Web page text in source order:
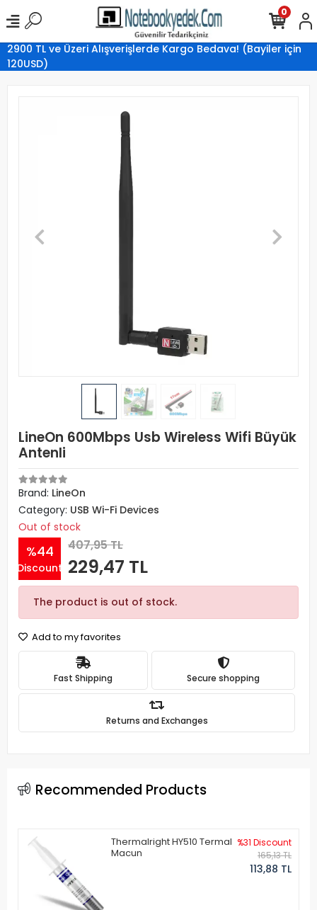
2900 TL ve Üzeri Alışverişlerde Kargo Bedava! (Bayiler için
120USD)
0
LineOn 600Mbps Usb Wireless Wifi Büyük
Antenli
Brand: LineOn
Category: USB Wi-Fi Devices
Out of stock
%44
Discount
407,95 TL
229,47 TL
The product is out of stock.
Add to my favorites
Fast Shipping Secure shopping
Returns and Exchanges
Recommended Products
Thermalright HY510 Termal
Macun
%31 Discount
165,13 TL
113,88 TL